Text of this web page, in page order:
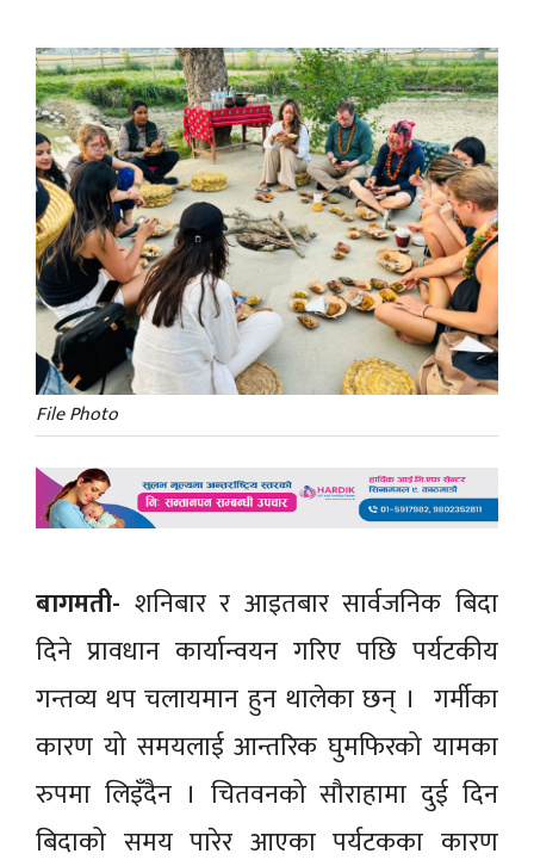
File Photo
बागमती- शनिबार र आइतबार सार्वजनिक बिदा
दिने प्रावधान कार्यान्वयन गरिए पछि पर्यटकीय
गन्तव्य थप चलायमान हुन थालेका छन् । गर्मीका
कारण यो समयलाई आन्तरिक घुमफिरको यामका
रुपमा लिइँदैन । चितवनको सौराहामा दुई दिन
बिदाको समय पारेर आएका पर्यटकका कारण